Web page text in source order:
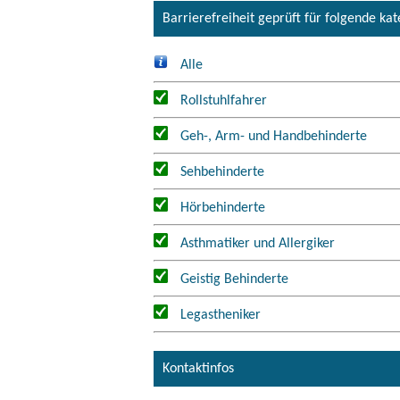
Barrierefreiheit geprüft für folgende
Alle
Rollstuhlfahrer
Geh-, Arm- und Handbehinderte
Sehbehinderte
Hörbehinderte
Asthmatiker und Allergiker
Geistig Behinderte
Legastheniker
Kontaktinfos